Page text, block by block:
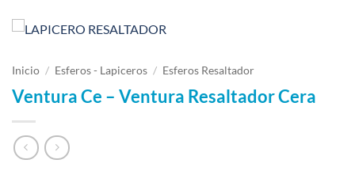
Inicio / Esferos - Lapiceros / Esferos Resaltador
Ventura Ce – Ventura Resaltador Cera